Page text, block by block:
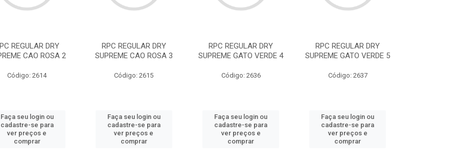
REGULAR DRY
CAO ROSA 2
Código: 2614
Faça seu login ou
cadastre-se para
ver preços e
comprar
RPC REGULAR DRY
SUPREME CAO ROSA 3
Código: 2615
Faça seu login ou
cadastre-se para
ver preços e
comprar
RPC REGULAR DRY
SUPREME GATO VERDE 4
Código: 2636
Faça seu login ou
cadastre-se para
ver preços e
comprar
RPC REGULAR DRY
SUPREME GATO VERDE 5
Código: 2637
Faça seu login ou
cadastre-se para
ver preços e
comprar